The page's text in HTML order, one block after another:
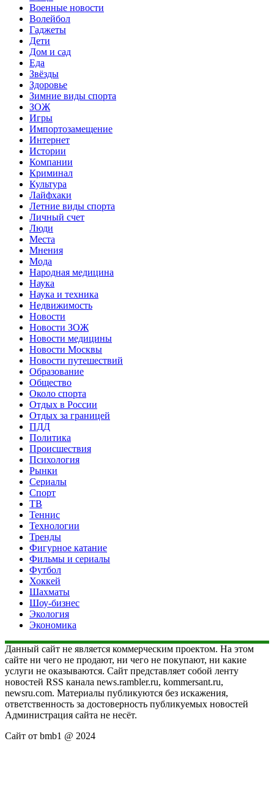
Военные новости
Волейбол
Гаджеты
Дети
Дом и сад
Еда
Звёзды
Здоровье
Зимние виды спорта
ЗОЖ
Игры
Импортозамещение
Интернет
Истории
Компании
Криминал
Культура
Лайфхаки
Летние виды спорта
Личный счет
Люди
Места
Мнения
Мода
Народная медицина
Наука
Наука и техника
Недвижимость
Новости
Новости ЗОЖ
Новости медицины
Новости Москвы
Новости путешествий
Образование
Общество
Около спорта
Отдых в России
Отдых за границей
ПДД
Политика
Происшествия
Психология
Рынки
Сериалы
Спорт
ТВ
Теннис
Технологии
Тренды
Фигурное катание
Фильмы и сериалы
Футбол
Хоккей
Шахматы
Шоу-бизнес
Экология
Экономика
Данный сайт не является коммерческим проектом. На этом
сайте ни чего не продают, ни чего не покупают, ни какие
услуги не оказываются. Сайт представляет собой ленту
новостей RSS канала news.rambler.ru, kommersant.ru,
newsru.com. Материалы публикуются без искажения,
ответственность за достоверность публикуемых новостей
Администрация сайта не несёт.
Сайт от bmb1 @ 2024